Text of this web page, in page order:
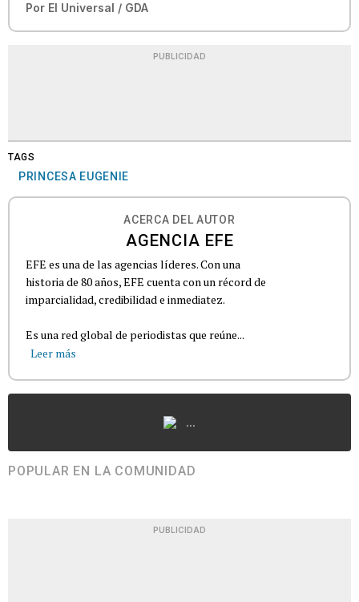
Por El Universal / GDA
PUBLICIDAD
TAGS
PRINCESA EUGENIE
ACERCA DEL AUTOR
AGENCIA EFE
EFE es una de las agencias líderes. Con una
historia de 80 años, EFE cuenta con un récord de
imparcialidad, credibilidad e inmediatez.
Es una red global de periodistas que reúne...
Leer más
...
POPULAR EN LA COMUNIDAD
PUBLICIDAD